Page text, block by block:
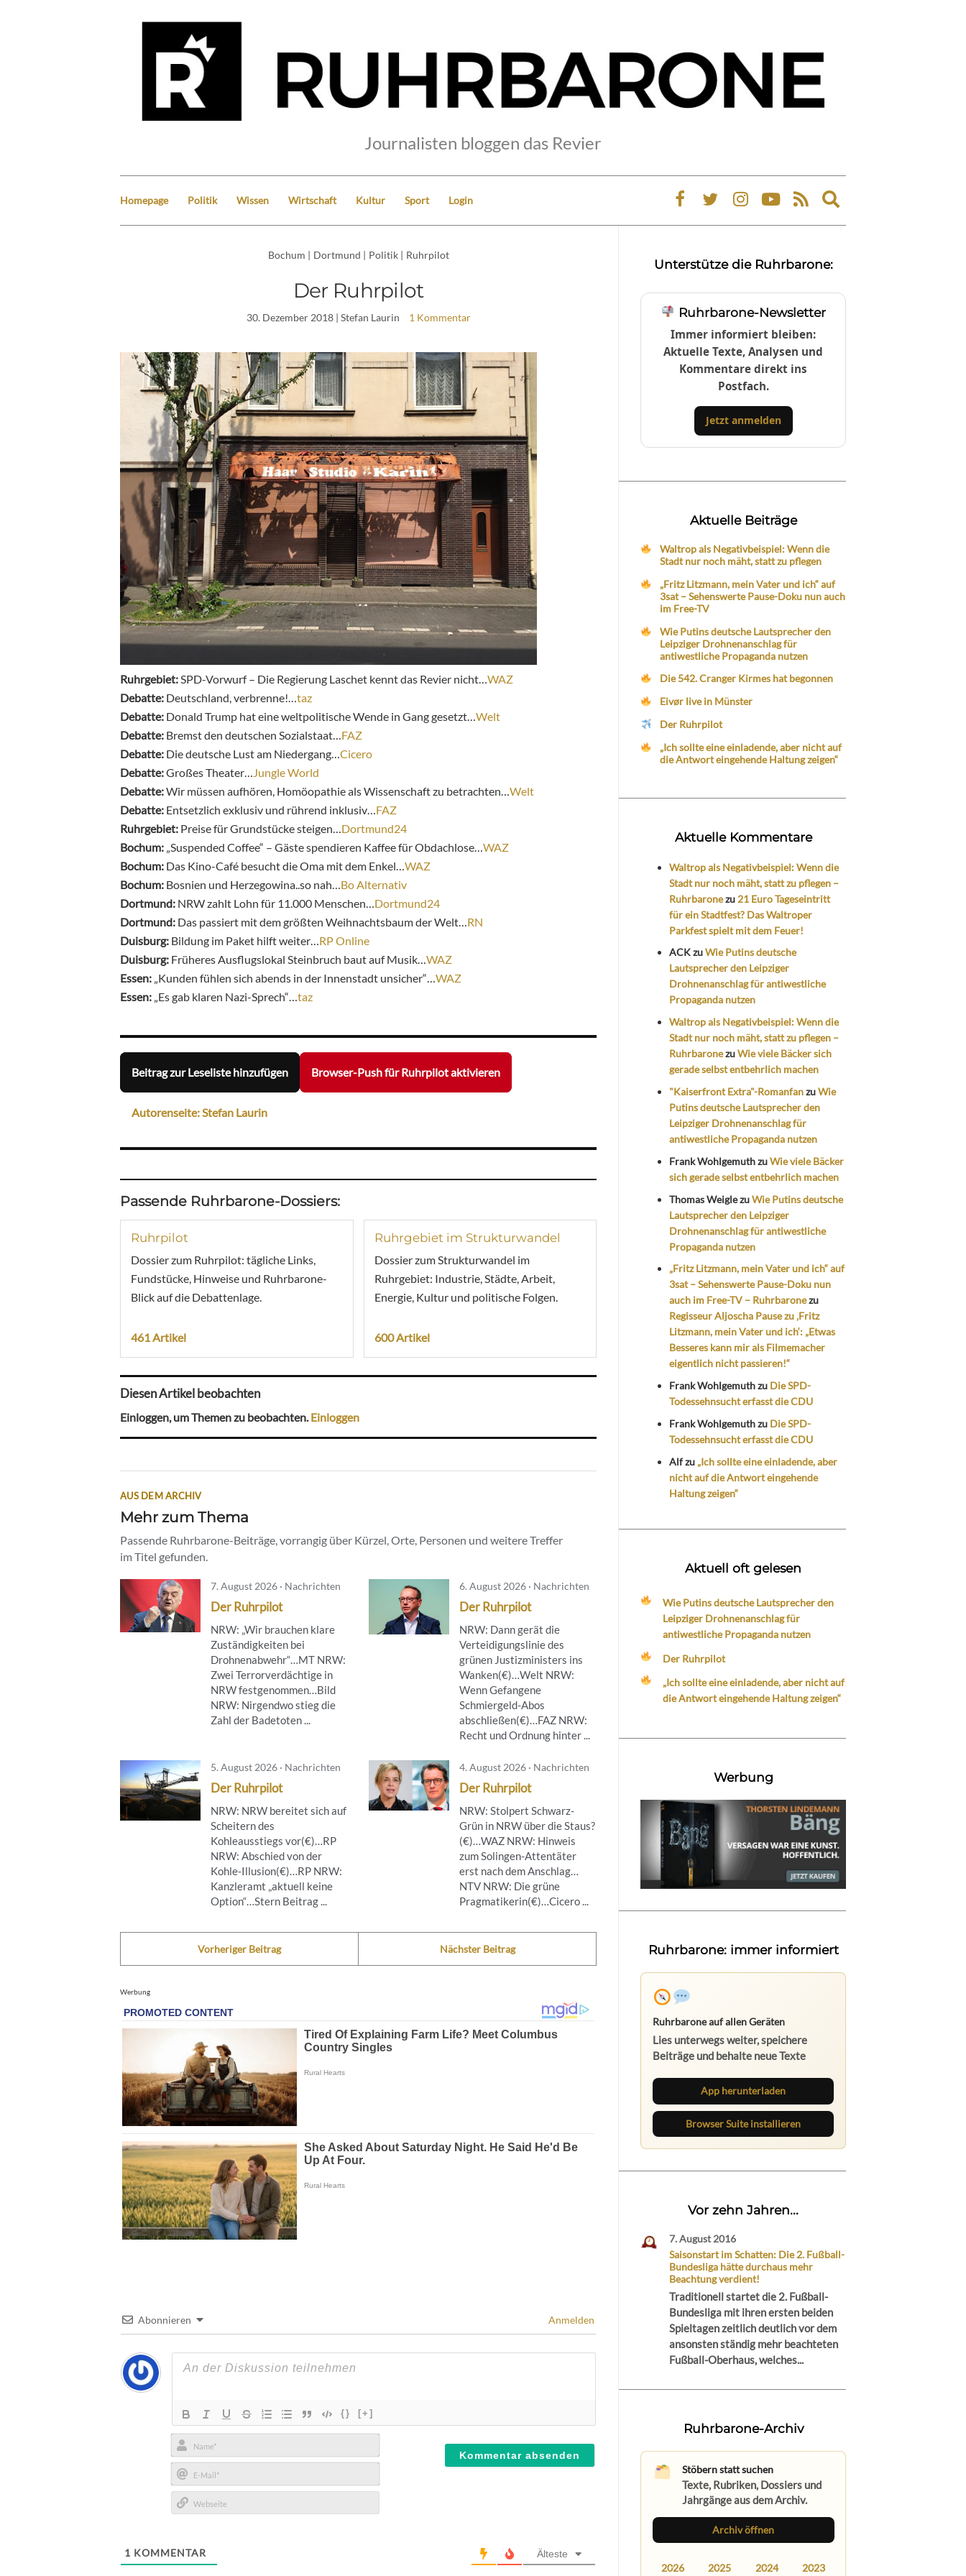
Journalisten bloggen das Revier
Homepage Politik Wissen Wirtschaft Kultur Sport Login
Expand
search
Bochum | Dortmund | Politik | Ruhrpilot
Der Ruhrpilot
30. Dezember 2018| Stefan Laurin 1 Kommentar
Ruhrgebiet: SPD-Vorwurf – Die Regierung Laschet kennt das Revier nicht… WAZ
Debatte: Deutschland, verbrenne!… taz
Debatte: Donald Trump hat eine weltpolitische Wende in Gang gesetzt… Welt
Debatte: Bremst den deutschen Sozialstaat… FAZ
Debatte: Die deutsche Lust am Niedergang… Cicero
Debatte:Großes Theater…
Jungle World
Debatte:Wir müssen aufhören, Homöopathie als Wissenschaft zu betrachten… Welt
Debatte: Entsetzlich exklusiv und rührend inklusiv… FAZ
Ruhrgebiet: Preise für Grundstücke steigen… Dortmund24
Bochum: „Suspended Coffee“ – Gäste spendieren Kaffee für Obdachlose… WAZ
Bochum: Das Kino-Café besucht die Oma mit dem Enkel… WAZ
Bochum: Bosnien und Herzegowina..so nah… Bo Alternativ
Dortmund: NRW zahlt Lohn für 11.000 Menschen… Dortmund24
Dortmund: Das passiert mit dem größten Weihnachtsbaum der Welt… RN
Duisburg: Bildung im Paket hilft weiter… RP Online
Duisburg: Früheres Ausflugslokal Steinbruch baut auf Musik… WAZ
Essen: „Kunden fühlen sich abends in der Innenstadt unsicher“… WAZ
Essen: „Es gab klaren Nazi-Sprech“… taz
Beitrag zur Leseliste hinzufügen Browser-Push für Ruhrpilot aktivieren
Autorenseite: Stefan Laurin
Passende Ruhrbarone-Dossiers:
Ruhrpilot
Dossier zum Ruhrpilot: tägliche Links,
Fundstücke, Hinweise und Ruhrbarone-
Blick auf die Debattenlage.
461 Artikel
Ruhrgebiet im Strukturwandel
Dossier zum Strukturwandel im
Ruhrgebiet: Industrie, Städte, Arbeit,
Energie, Kultur und politische Folgen.
600 Artikel
Diesen Artikel beobachten
Einloggen, um Themen zu beobachten.Einloggen
AUS DEM ARCHIV
Mehr zum Thema
Passende Ruhrbarone-Beiträge, vorrangig über Kürzel, Orte, Personen und weitere Treffer
im Titel gefunden.
7. August 2026 · Nachrichten
Der Ruhrpilot
NRW: „Wir brauchen klare
Zuständigkeiten bei
Drohnenabwehr“…MT NRW:
Zwei Terrorverdächtige in
NRW festgenommen…Bild
NRW: Nirgendwo stieg die
Zahl der Badetoten ...
6. August 2026 · Nachrichten
Der Ruhrpilot
NRW: Dann gerät die
Verteidigungslinie des
grünen Justizministers ins
Wanken(€)…Welt NRW:
Wenn Gefangene
Schmiergeld-Abos
abschließen(€)…FAZ NRW:
Recht und Ordnung hinter ...
5. August 2026 · Nachrichten
Der Ruhrpilot
NRW: NRW bereitet sich auf
Scheitern des
Kohleausstiegs vor(€)…RP
NRW: Abschied von der
Kohle-Illusion(€)…RP NRW:
Kanzleramt „aktuell keine
Option“…Stern Beitrag ...
4. August 2026 · Nachrichten
Der Ruhrpilot
NRW: Stolpert Schwarz-
Grün in NRW über die Staus?
(€)…WAZ NRW: Hinweis
zum Solingen-Attentäter
erst nach dem Anschlag…
NTV NRW: Die grüne
Pragmatikerin(€)…Cicero ...
Vorheriger Beitrag Nächster Beitrag
Werbung
Abonnieren Anmelden
{} [+]
Name*
E-
Mail*
1 KOMMENTAR Älteste
Unterstütze die Ruhrbarone:
Ruhrbarone-Newsletter
Immer informiert bleiben:
Aktuelle Texte, Analysen und
Kommentare direkt ins
Postfach.
Jetzt anmelden
Aktuelle Beiträge
Waltrop als Negativbeispiel: Wenn die
Stadt nur noch mäht, statt zu pflegen
„Fritz Litzmann, mein Vater und ich“ auf
3sat – Sehenswerte Pause-Doku nun auch
im Free-TV
Wie Putins deutsche Lautsprecher den
Leipziger Drohnenanschlag für
antiwestliche Propaganda nutzen
Die 542. Cranger Kirmes hat begonnen
Eivør live in Münster
Der Ruhrpilot
„Ich sollte eine einladende, aber nicht auf
die Antwort eingehende Haltung zeigen“
Aktuelle Kommentare
Waltrop als Negativbeispiel: Wenn die
Stadt nur noch mäht, statt zu pflegen –
Ruhrbaronezu 21 Euro Tageseintritt
für ein Stadtfest? Das Waltroper
Parkfest spielt mit dem Feuer!
ACKzuWie Putins deutsche
Lautsprecher den Leipziger
Drohnenanschlag für antiwestliche
Propaganda nutzen
Waltrop als Negativbeispiel: Wenn die
Stadt nur noch mäht, statt zu pflegen –
RuhrbaronezuWie viele Bäcker sich
gerade selbst entbehrlich machen
"Kaiserfront Extra"-RomanfanzuWie
Putins deutsche Lautsprecher den
Leipziger Drohnenanschlag für
antiwestliche Propaganda nutzen
Frank WohlgemuthzuWie viele Bäcker
sich gerade selbst entbehrlich machen
Thomas WeiglezuWie Putins deutsche
Lautsprecher den Leipziger
Drohnenanschlag für antiwestliche
Propaganda nutzen
„Fritz Litzmann, mein Vater und ich“ auf
3sat – Sehenswerte Pause-Doku nun
auch im Free-TV – Ruhrbaronezu
Regisseur Aljoscha Pause zu ‚Fritz
Litzmann, mein Vater und ich‘: „Etwas
Besseres kann mir als Filmemacher
eigentlich nicht passieren!“
Frank Wohlgemuthzu Die SPD-
Todessehnsucht erfasst die CDU
Frank Wohlgemuthzu Die SPD-
Todessehnsucht erfasst die CDU
Alfzu „Ich sollte eine einladende, aber
nicht auf die Antwort eingehende
Haltung zeigen“
Aktuell oft gelesen
Wie Putins deutsche Lautsprecher den
Leipziger Drohnenanschlag für
antiwestliche Propaganda nutzen
Der Ruhrpilot
„Ich sollte eine einladende, aber nicht auf
die Antwort eingehende Haltung zeigen“
Werbung
Ruhrbarone: immer informiert
Ruhrbarone auf allen Geräten
Lies unterwegs weiter, speichere
Beiträge und behalte neue Texte
App herunterladen
Browser Suite installieren
Vor zehn Jahren...
7. August 2016
Saisonstart im Schatten: Die 2. Fußball-
Bundesliga hätte durchaus mehr
Beachtung verdient!
Traditionell startet die 2. Fußball-
Bundesliga mit ihren ersten beiden
Spieltagen zeitlich deutlich vor dem
ansonsten ständig mehr beachteten
Fußball-Oberhaus, welches...
Ruhrbarone-Archiv
Stöbern statt suchen
Texte, Rubriken, Dossiers und
Jahrgänge aus dem Archiv.
Archiv öffnen
2026 2025 2024 2023